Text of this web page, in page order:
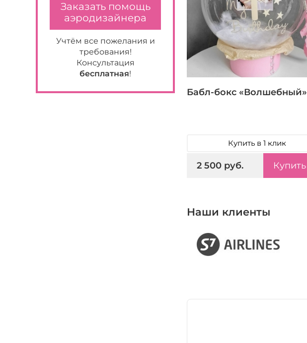
Заказать помощь
аэродизайнера
Учтём все пожелания и
требования!
Консультация
бесплатная!
Бабл-бокс «Волшебный»
Купить в 1 клик
2 500 руб. Купить
Наши клиенты